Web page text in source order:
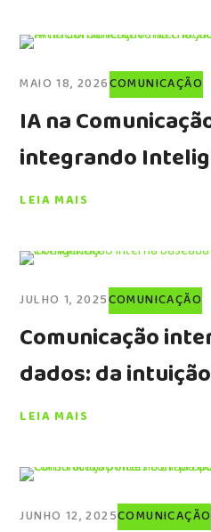
MAIO 18, 2026COMUNICAÇÃO
IA na
integrando
Generativa na
LEIA MAIS
JULHO 1, 2025COMUNICAÇÃO
Comunicação
dados: da
LEIA MAIS
JUNHO 12, 2025COMUNICAÇÃO